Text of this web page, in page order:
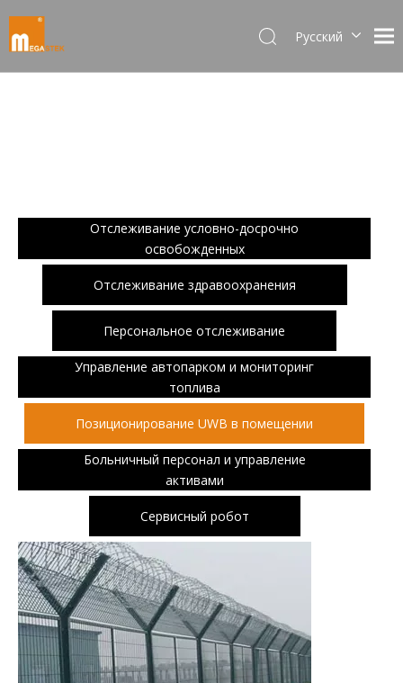
Pусский
Português
Français
English
Отслеживание условно-досрочно
освобожденных
Отслеживание здравоохранения
Персональное отслеживание
Управление автопарком и мониторинг
топлива
Позиционирование UWB в помещении
Больничный персонал и управление
активами
Сервисный робот